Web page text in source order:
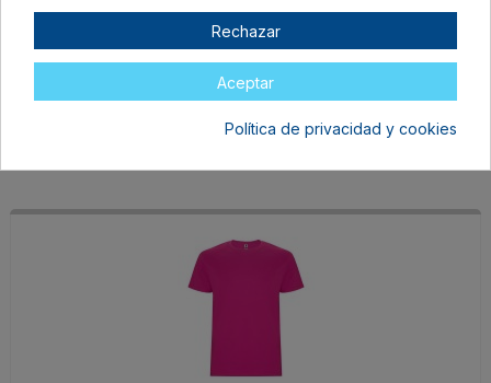
XL
6,97 €
Rechazar
Aceptar
Política de privacidad y cookies